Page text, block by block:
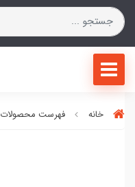
خانه فهرست محصولات